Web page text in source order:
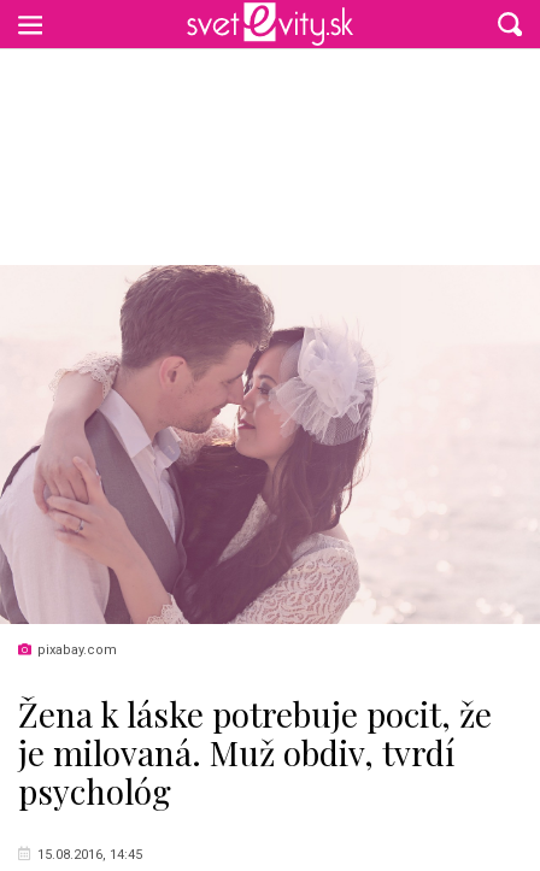
pixabay.com
Žena k láske potrebuje pocit, že
je milovaná. Muž obdiv, tvrdí
psychológ
15.08.2016, 14:45